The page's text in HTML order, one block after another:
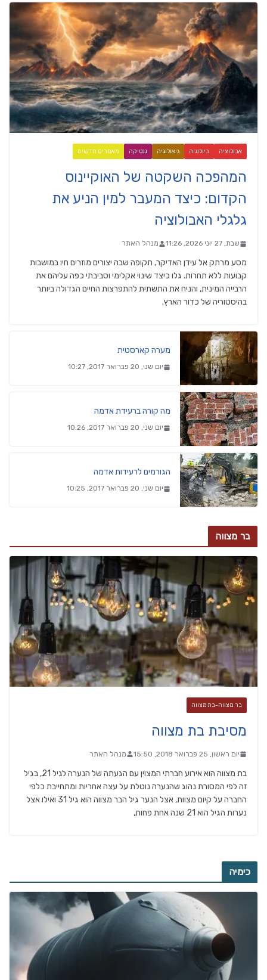
אבולוציה ביולוגיה גיאולוגיה גנטיקה מאמרים חדשים
המהפכה השקטה של האוקיינוס
הקדום: כיצד המעבר למין הניע את
גלגלי האבולוציה
שבת, 27 יוני 2026, 11:26 מנהל האתר
מסע מרתק אל עידן האדיקר, תקופה שבה יצורים מוזרים חיו במושבות
קבועות ללא תחרות. גלו כיצד שינוי אקלימי וסביבתי כפה עליהם את
הרבייה המינית, והניח את התשתית להתפרצות החיים הגדולה ביותר
בהיסטוריה של כדור הארץ.
מערה קארסטית
יום שני, 20 פברואר 2017, 10:27
מה קורה ברעידת אדמה
יום שני, 20 פברואר 2017, 10:26
הגורמים לרעידות אדמה
יום שני, 20 פברואר 2017, 10:25
בר מצווה
בר מצווה-בת מצווה
מסיבת בת מצווה
יום ראשון, 25 פברואר 2018, 15:50 מנהל האתר
בת מצווה הוא אירוע חברתי המצוין עם הגעתה של הנערה לגיל 21, בגיל
זה לפי המסורת נהוג שהנערה נוטלת על עצה אחריות ומתחייבת כלפי
החברה על קיום מצוות, אצל הנער גיל הבר מצווה הוא גיל 31 ואילו אצל
נערות הגיל הוא 21 שנה אחת פחות,
כימיה